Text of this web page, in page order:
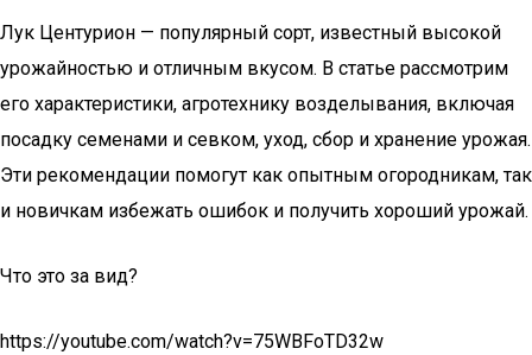
Лук Центурион — популярный сорт, известный высокой
урожайностью и отличным вкусом. В статье рассмотрим
его характеристики, агротехнику возделывания, включая
посадку семенами и севком, уход, сбор и хранение урожая.
Эти рекомендации помогут как опытным огородникам, так
и новичкам избежать ошибок и получить хороший урожай.
Что это за вид?
https://youtube.com/watch?v=75WBFoTD32w